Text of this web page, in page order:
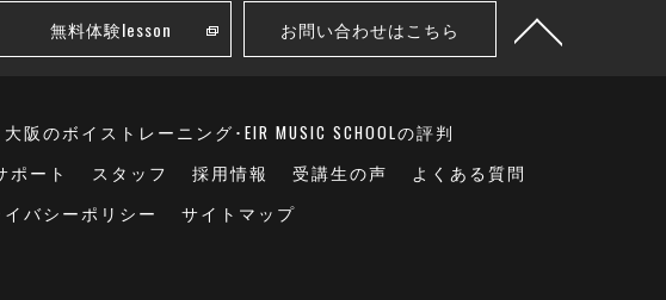
無料体験lesson お問い合わせはこちら
大阪のボイストレーニング･EIR MUSIC SCHOOLの評判
ポート スタッフ 採用情報 受講生の声
よくある質問
イバシーポリシー サイトマップ